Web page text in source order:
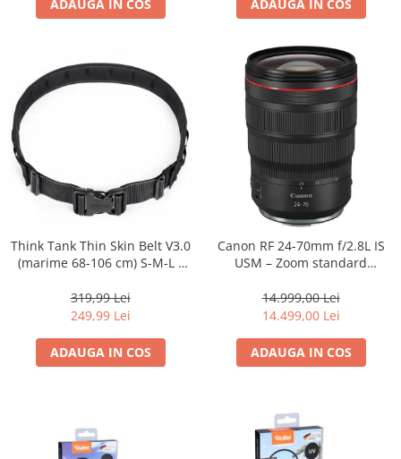
ADAUGA IN COS ADAUGA IN COS
Think Tank Thin Skin Belt V3.0
(marime 68-106 cm) S-M-L -
319,99 Lei
249,99 Lei
ADAUGA IN COS
Canon RF 24-70mm f/2.8L IS
USM – Zoom standard
14.999,00 Lei
14.499,00 Lei
ADAUGA IN COS